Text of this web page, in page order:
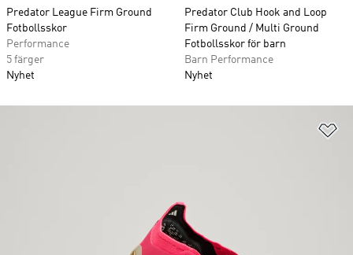
Predator League Firm Ground
Fotbollsskor
Performance
5 färger
Nyhet
Predator Club Hook and Loop
Firm Ground / Multi Ground
Fotbollsskor för barn
Barn Performance
Nyhet